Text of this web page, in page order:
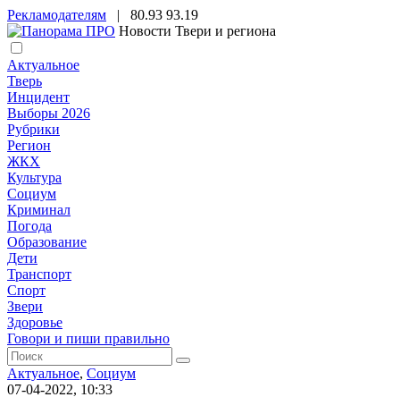
Рекламодателям | 80.93 93.19
Новости Твери и региона
Актуальное
Тверь
Инцидент
Выборы 2026
Рубрики
Регион
ЖКХ
Культура
Социум
Криминал
Погода
Образование
Дети
Транспорт
Спорт
Звери
Здоровье
Говори и пиши правильно
Актуальное, Социум
07-04-2022, 10:33